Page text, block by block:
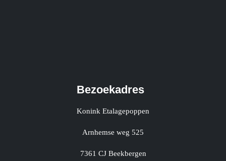
Bezoekadres
Konink Etalagepoppen
Arnhemse weg 525
7361 CJ Beekbergen